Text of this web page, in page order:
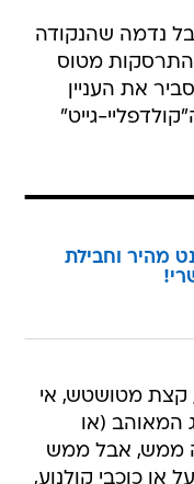
נדמה שהנקודה
התרסקות מטוס
את העניין
גייט"
מהיר וחבילת
קצת מטושטש, אי
(או
ממש, אבל ממש
או כוכבי קולנוע,